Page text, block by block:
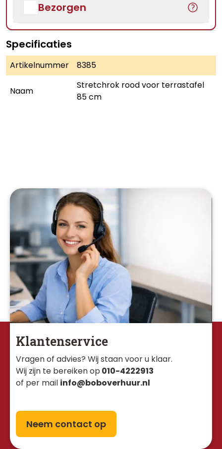
Bezorgen
Specificaties
Artikelnummer 8385
Naam
Stretchrok rood voor terrastafel
85 cm
Klantenservice
Vragen of advies? Wij staan voor u klaar.
Wij zijn te bereiken op 010-4222913
of per mail info@boboverhuur.nl
Neem contact op